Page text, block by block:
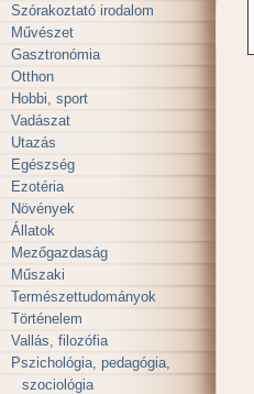
Szórakoztató irodalom
Művészet
Gasztronómia
Otthon
Hobbi, sport
Vadászat
Utazás
Egészség
Ezotéria
Növények
Állatok
Mezőgazdaság
Műszaki
Természettudományok
Történelem
Vallás, filozófia
Pszichológia, pedagógia,
szociológia